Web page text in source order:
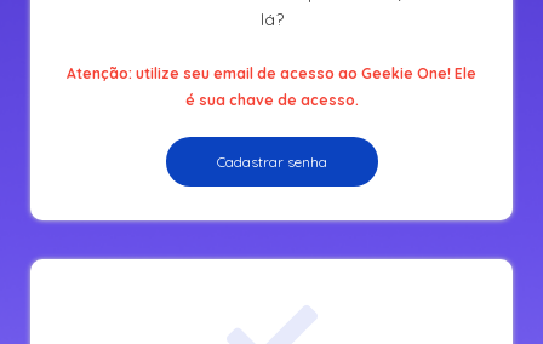
lá?
Atenção: utilize seu email de acesso ao Geekie One! Ele
é sua chave de acesso.
Cadastrar senha